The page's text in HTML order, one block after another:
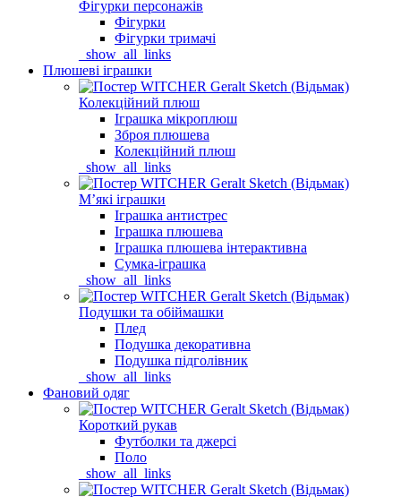
Фігурки персонажів
Фігурки
Фігурки тримачі
_show_all_links
Плюшеві іграшки
Колекційний плюш
Іграшка мікроплюш
Зброя плюшева
Колекційний плюш
_show_all_links
Мʼякі іграшки
Іграшка антистрес
Іграшка плюшева
Іграшка плюшева інтерактивна
Сумка-іграшка
_show_all_links
Подушки та обіймашки
Плед
Подушка декоративна
Подушка підголівник
_show_all_links
Фановий одяг
Короткий рукав
Футболки та джерсі
Поло
_show_all_links